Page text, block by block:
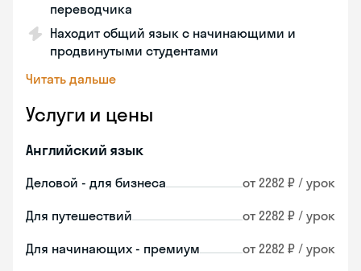
переводчика
Находит общий язык с начинающими и
продвинутыми студентами
Читать дальше
Услуги и цены
Английский язык
Деловой - для бизнеса от 2282 ₽ / урок
Для путешествий от 2282 ₽ / урок
Для начинающих - премиум от 2282 ₽ / урок